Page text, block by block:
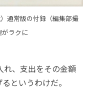
通常版の付録（編集部撮
ラクに
、支出をその金額
というわけだ。